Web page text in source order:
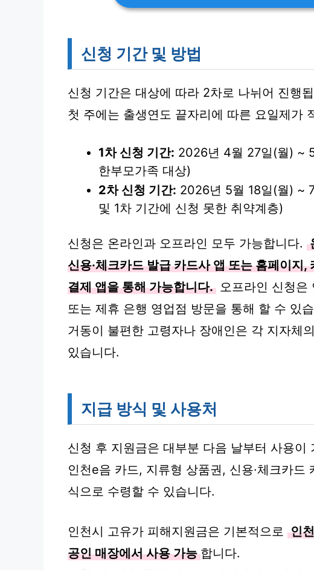
신청 기간 및 방법
신청 기간은 대상에 따라 2차로 나뉘어 진행
첫 주에는 출생연도 끝자리에 따른 요일제가
1차 신청 기간: 2026년 4월 27일(월) ~
한부모가족 대상)
2차 신청 기간: 2026년 5월 18일(월) ~
및 1차 기간에 신청 못한 취약계층)
신청은 온라인과 오프라인 모두 가능합니다.
신용·체크카드 발급 카드사 앱 또는 홈페이지
결제 앱을 통해 가능합니다. 오프라인 신청은
또는 제휴 은행 영업점 방문을 통해 할 수 있
거동이 불편한 고령자나 장애인은 각 지자체
있습니다.
지급 방식 및 사용처
신청 후 지원금은 대부분 다음 날부터 사용이
인천e음 카드, 지류형 상품권, 신용·체크카
식으로 수령할 수 있습니다.
인천시 고유가 피해지원금은 기본적으로 인
공인 매장에서 사용 가능 합니다.